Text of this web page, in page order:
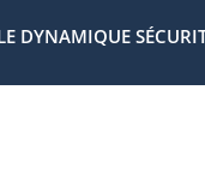
DYNAMIQUE